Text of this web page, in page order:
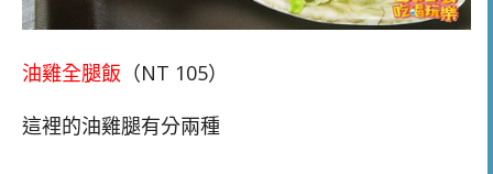
油雞全腿飯 （NT 105）
這裡的油雞腿有分兩種